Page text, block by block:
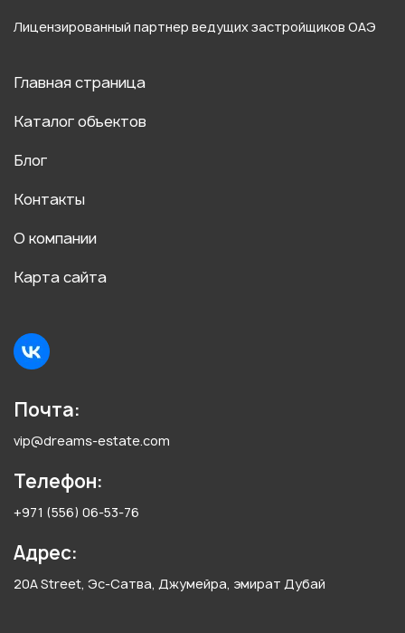
Лицензированный партнер ведущих застройщиков ОАЭ
Главная страница
Каталог объектов
Блог
Контакты
О компании
Карта сайта
Почта:
vip@dreams-estate.com
Телефон:
+971 (556) 06-53-76
Адрес:
20A Street, Эс-Сатва, Джумейра, эмират Дубай